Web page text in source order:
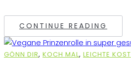
CONTINUE READING
GÖNN DIR, KOCH MAL, LEICHTE KOST